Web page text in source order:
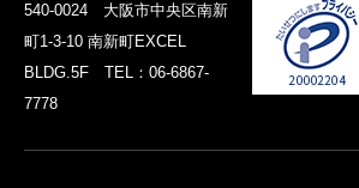
540-0024 大阪市中央区南新
町1-3-10 南新町EXCEL
BLDG.5F TEL：06-6867-
7778